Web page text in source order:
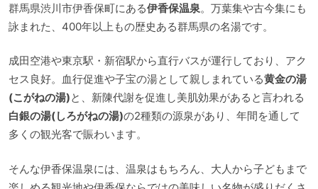
群馬県渋川市伊香保町にある伊香保温泉。万葉集や古今集にも
詠まれた、400年以上もの歴史ある群馬県の名湯です。
成田空港や東京駅・新宿駅から直行バスが運行しており、アク
セス良好。血行促進や子宝の湯として親しまれている黄金の湯
(こがねの湯)と、新陳代謝を促進し美肌効果があると言われる
白銀の湯(しろがねの湯)の2種類の源泉があり、年間を通して
多くの観光客で賑わいます。
そんな伊香保温泉には、温泉はもちろん、大人から子どもまで